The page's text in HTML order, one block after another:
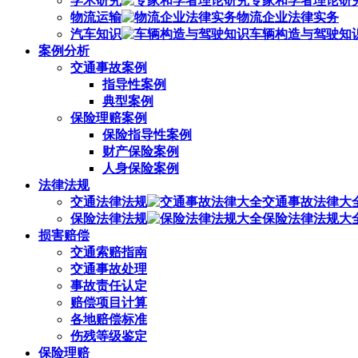
物流运输
物流企业法律实务
汽车知识
车辆构造与驾驶知
案例分析
交通事故案例
指导性案例
典型案例
保险理赔案例
保险指导性案例
财产保险案例
人身保险案例
法律法规
交通法律法规
交通事故法律大
保险法律法规
保险法律法规大
损害赔偿
交通索赔指南
交通事故处理
事故责任认定
赔偿项目计算
各地赔偿标准
伤残等级鉴定
保险理赔